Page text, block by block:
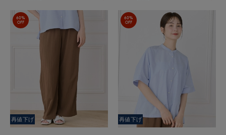
60%
OFF
再値下げ
60%
OFF
再値下げ